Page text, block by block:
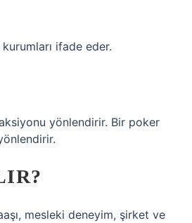
ifade eder.
yönlendirir. Bir poker
mesleki deneyim, şirket ve